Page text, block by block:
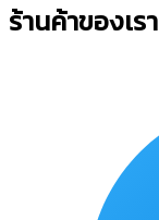
ร้านค้าของเรา